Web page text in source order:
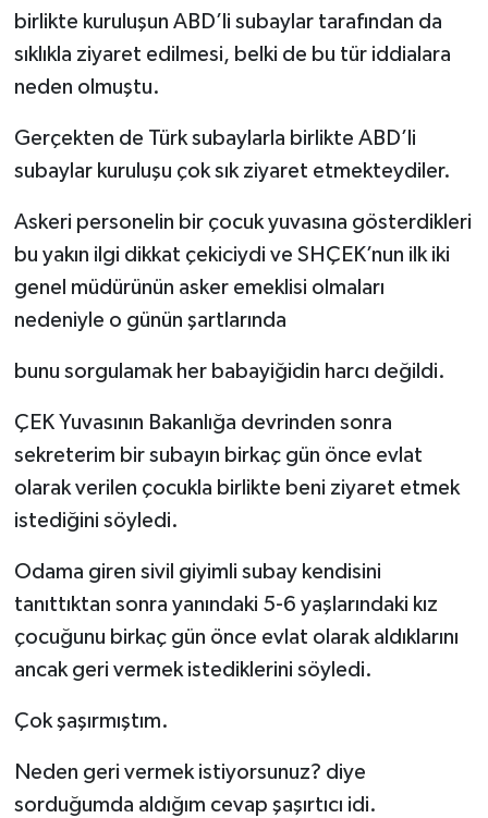
birlikte kuruluşun ABD’li subaylar tarafından da
sıklıkla ziyaret edilmesi, belki de bu tür iddialara
neden olmuştu.
Gerçekten de Türk subaylarla birlikte ABD’li
subaylar kuruluşu çok sık ziyaret etmekteydiler.
Askeri personelin bir çocuk yuvasına gösterdikleri
bu yakın ilgi dikkat çekiciydi ve SHÇEK’nun ilk iki
genel müdürünün asker emeklisi olmaları
nedeniyle o günün şartlarında
bunu sorgulamak her babayiğidin harcı değildi.
ÇEK Yuvasının Bakanlığa devrinden sonra
sekreterim bir subayın birkaç gün önce evlat
olarak verilen çocukla birlikte beni ziyaret etmek
istediğini söyledi.
Odama giren sivil giyimli subay kendisini
tanıttıktan sonra yanındaki 5-6 yaşlarındaki kız
çocuğunu birkaç gün önce evlat olarak aldıklarını
ancak geri vermek istediklerini söyledi.
Çok şaşırmıştım.
Neden geri vermek istiyorsunuz? diye
sorduğumda aldığım cevap şaşırtıcı idi.